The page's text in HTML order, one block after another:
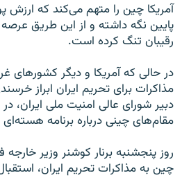
آمریکا چین را متهم می‌کند که ارزش
پایین نگه داشته و از این طریق عرصه
رقیبان تنگ کرده است.
در حالی که آمریکا و دیگر کشورهای
مذاکرات برای تحریم ایران ابراز
دبیر شورای عالی امنیت ملی ایران،
مقام‌های چینی درباره برنامه
روز پنجشنبه برنار کوشنر وزیر خارجه
چین به مذاکرات تحریم ایران،